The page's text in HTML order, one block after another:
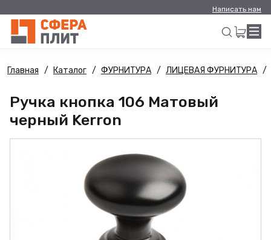
Написать нам
Искать
Главная Каталог ФУРНИТУРА ЛИЦЕВАЯ ФУРНИТУРА
Ручка кнопка 106 Матовый
черный Kerron